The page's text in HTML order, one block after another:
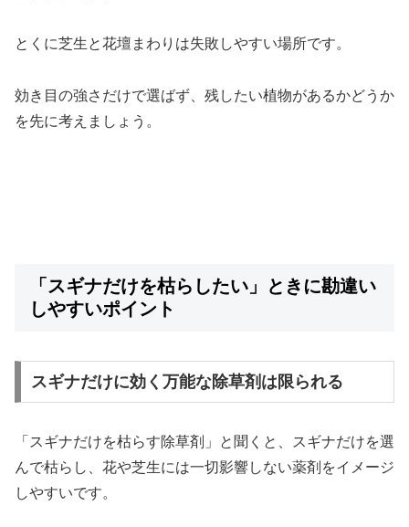
とくに芝生と花壇まわりは失敗しやすい場所です。
効き目の強さだけで選ばず、残したい植物があるかどうか
を先に考えましょう。
「スギナだけを枯らしたい」ときに勘違い
しやすいポイント
スギナだけに効く万能な除草剤は限られる
「スギナだけを枯らす除草剤」と聞くと、スギナだけを選
んで枯らし、花や芝生には一切影響しない薬剤をイメージ
しやすいです。